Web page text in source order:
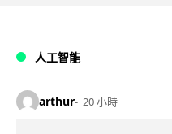
人工智能
arthur 20 小時